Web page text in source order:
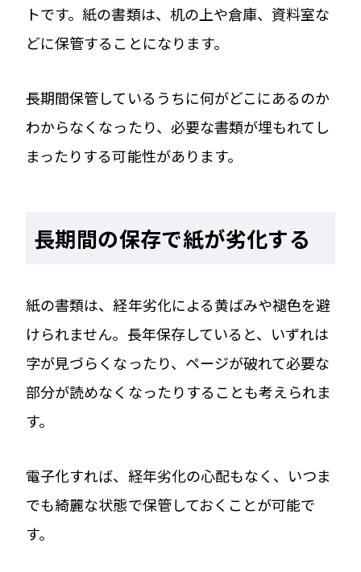
トです。紙の書類は、机の上や倉庫、資料室な
どに保管することになります。
長期間保管しているうちに何がどこにあるのか
わからなくなったり、必要な書類が埋もれてし
まったりする可能性があります。
長期間の保存で紙が劣化する
紙の書類は、経年劣化による黄ばみや褪色を避
けられません。長年保存していると、いずれは
字が見づらくなったり、ページが破れて必要な
部分が読めなくなったりすることも考えられま
す。
電子化すれば、経年劣化の心配もなく、いつま
でも綺麗な状態で保管しておくことが可能で
す。